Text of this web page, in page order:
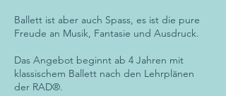
Ballett ist aber auch Spass, es ist die pure
Freude an Musik, Fantasie und Ausdruck.
Das Angebot beginnt ab 4 Jahren mit
klassischem Ballett nach den Lehrplänen
der RAD®.